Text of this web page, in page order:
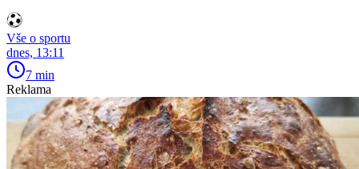
Vše o sportu
dnes, 13:11
7 min
Reklama